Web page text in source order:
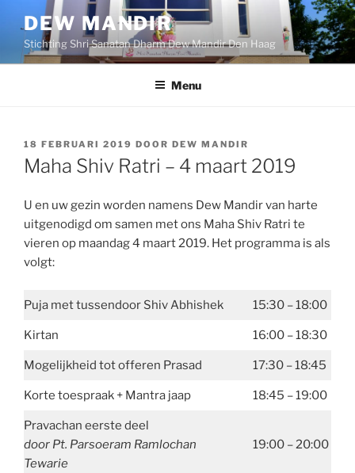
naar
inhoud
DEW MANDIR
Stichting Shri Sanatan Dharm Dew Mandir Den Haag
Menu
GEPLAATST
OP
18 FEBRUARI 2019 DOOR DEW MANDIR
Maha Shiv Ratri – 4 maart 2019
U en uw gezin worden namens Dew Mandir van harte
uitgenodigd om samen met ons Maha Shiv Ratri te
vieren op maandag 4 maart 2019. Het programma is als
volgt:
Puja met tussendoor Shiv Abhishek 15:30 – 18:00
Kirtan 16:00 – 18:30
Mogelijkheid tot offeren Prasad 17:30 – 18:45
Korte toespraak + Mantra jaap 18:45 – 19:00
Pravachan eerste deel
door Pt. Parsoeram Ramlochan
Tewarie
19:00 – 20:00